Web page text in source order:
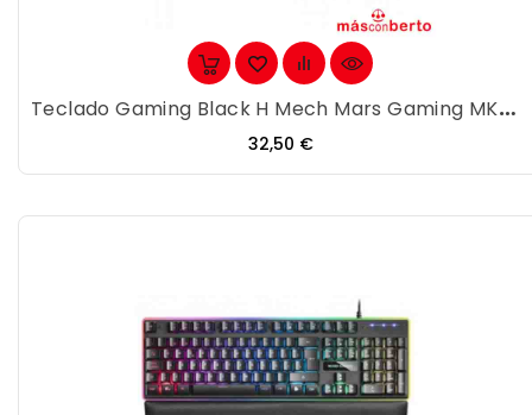
Teclado Gaming Black H Mech Mars Gaming MKAXES
Precio
32,50 €